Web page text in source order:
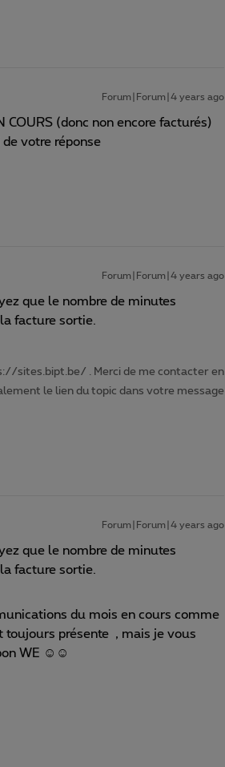
Forum|Forum|4 years ago
(donc non encore facturés)
votre réponse
Forum|Forum|4 years ago
que le nombre de minutes
facture sortie.
sites.bipt.be/ . Merci de me contacter en
le lien du topic dans votre message
Forum|Forum|4 years ago
que le nombre de minutes
facture sortie.
du mois en cours comme
toujours présente , mais je vous
WE ☺☺